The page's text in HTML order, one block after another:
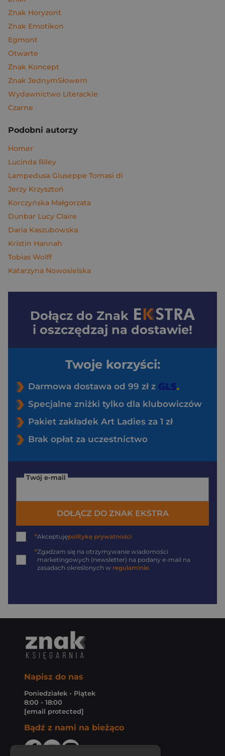
Znak Horyzont
Znak Emotikon
Egmont
Otwarte
Znak Koncept
Znak JednymSłowem
Wydawnictwo Literackie
Czarne
Podobni autorzy
Homer
Lucinda Riley
Lampedusa Giuseppe Tomasi di
Jerzy Krzysztoń
Korczyńska Małgorzata
Dunbar Lucy Claire
Daria Kaszubowska
Kristin Hannah
Tobias Wolff
Katarzyna Nowosielska
Dołącz do Znak
i oszczędzaj na dostawie!
Twoje korzyści:
Darmowa dostawa od 99 zł z
Specjalne zniżki tylko dla klubowiczów
Pakiet zakładek Art Ladies za 1 zł
Brak opłat za uczestnictwo
Twój e-mail
DOŁĄCZ DO ZNAK EKSTRA
*Akceptujępolitykę prywatności
*Zgadzam się na otrzymywanie wiadomości
marketingowych (newsletter) na podany e-mail na
zasadach określonych w regulaminie.
Napisz do nas
Poniedziałek - Piątek
8:00 - 18:00
[email protected]
Bądź z nami na bieżąco